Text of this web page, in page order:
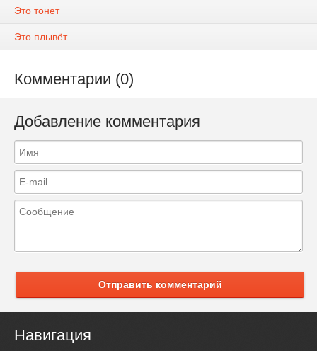
Это тонет
Это плывёт
Комментарии (0)
Добавление комментария
Отправить комментарий
Навигация